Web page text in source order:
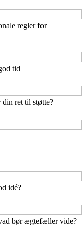
regler for
tid
ret til støtte?
idé?
bør ægtefæller vide?